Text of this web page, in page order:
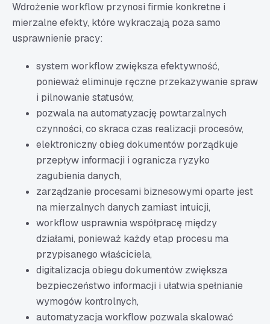
Wdrożenie workflow przynosi firmie konkretne i
mierzalne efekty, które wykraczają poza samo
usprawnienie pracy:
system workflow zwiększa efektywność,
ponieważ eliminuje ręczne przekazywanie spraw
i pilnowanie statusów,
pozwala na automatyzację powtarzalnych
czynności, co skraca czas realizacji procesów,
elektroniczny obieg dokumentów porządkuje
przepływ informacji i ogranicza ryzyko
zagubienia danych,
zarządzanie procesami biznesowymi oparte jest
na mierzalnych danych zamiast intuicji,
workflow usprawnia współpracę między
działami, ponieważ każdy etap procesu ma
przypisanego właściciela,
digitalizacja obiegu dokumentów zwiększa
bezpieczeństwo informacji i ułatwia spełnianie
wymogów kontrolnych,
automatyzacja workflow pozwala skalować